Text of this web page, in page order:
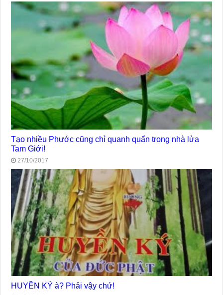
Tạo nhiều Phước cũng chỉ quanh quẩn trong nhà lửa
Tam Giới!
27/10/2017
HUYỀN KÝ à? Phải vậy chứ!